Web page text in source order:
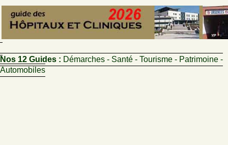
Nos 12 Guides : Démarches - Santé - Tourisme - Patrimoine -
Automobiles